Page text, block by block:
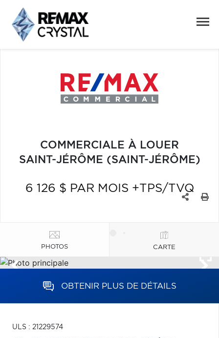
COMMERCIALE À LOUER
SAINT-JÉRÔME (SAINT-JÉRÔME)
6 126 $ PAR MOIS +TPS/TVQ
PHOTOS CARTE
OBTENIR PLUS DE DÉTAILS
ULS : 21229574